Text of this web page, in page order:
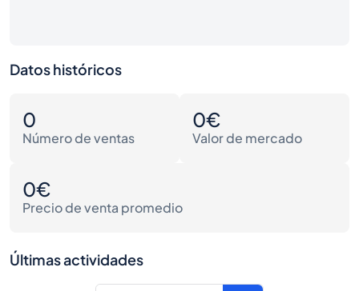
Datos históricos
0
Número de ventas
0€
Valor de mercado
0€
Precio de venta promedio
Últimas actividades